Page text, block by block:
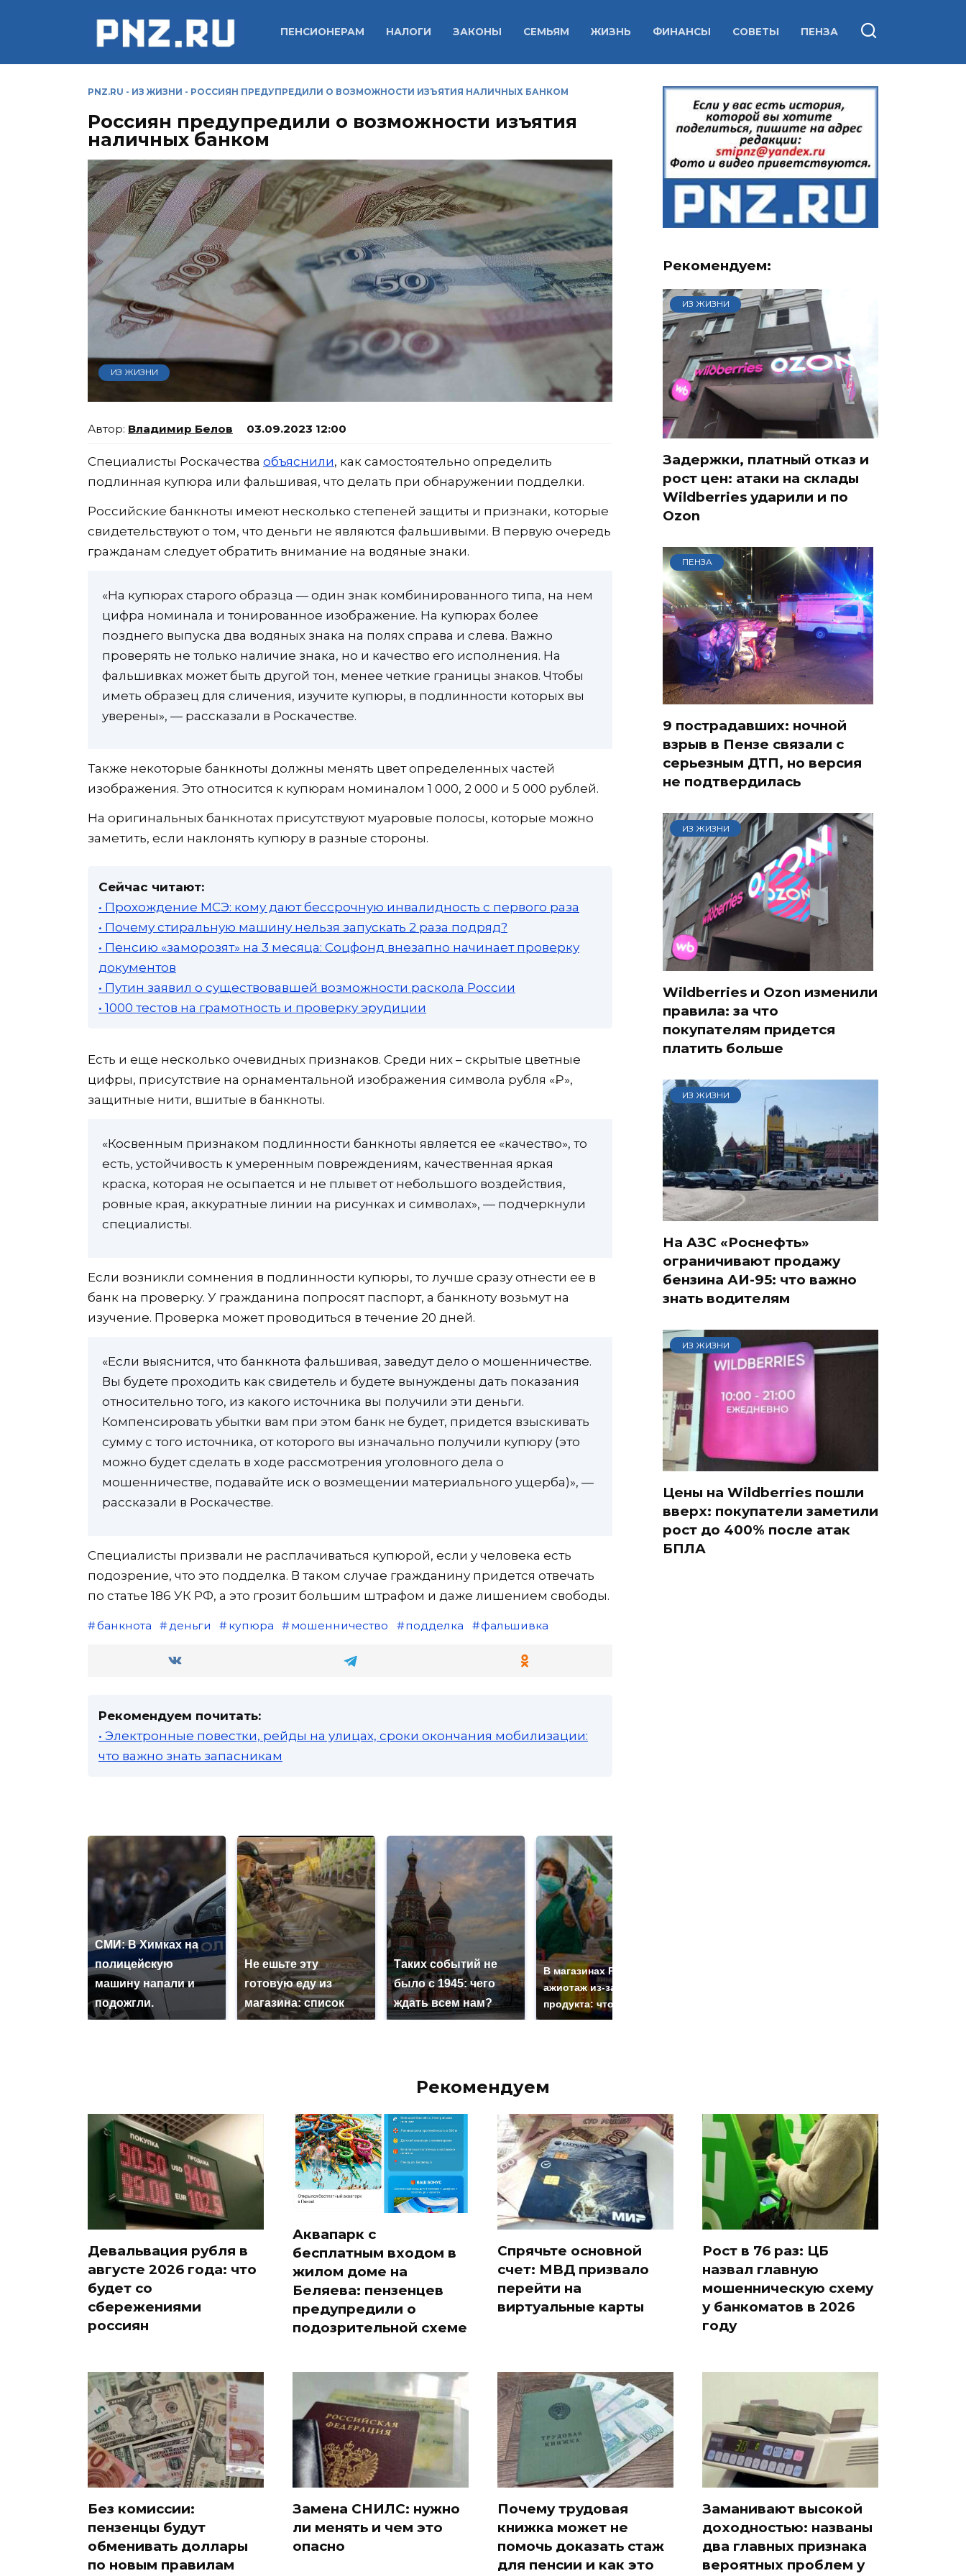
ПЕНСИОНЕРАМ НАЛОГИ ЗАКОНЫ СЕМЬЯМ ЖИЗНЬ ФИНАНСЫ СОВЕТЫ ПЕНЗА
PNZ.RU - ИЗ ЖИЗНИ - РОССИЯН ПРЕДУПРЕДИЛИ О ВОЗМОЖНОСТИ ИЗЪЯТИЯ НАЛИЧНЫХ БАНКОМ
Россиян предупредили о возможности изъятия
наличных банком
ИЗ ЖИЗНИ
Владимир Белов 03.09.2023 12:00
Специалисты Роскачества объяснили, как самостоятельно определить
подлинная купюра или фальшивая, что делать при обнаружении подделки.
Российские банкноты имеют несколько степеней защиты и признаки, которые
свидетельствуют о том, что деньги не являются фальшивыми. В первую очередь
гражданам следует обратить внимание на водяные знаки.
«На купюрах старого образца — один знак комбинированного типа, на нем
цифра номинала и тонированное изображение. На купюрах более
позднего выпуска два водяных знака на полях справа и слева. Важно
проверять не только наличие знака, но и качество его исполнения. На
фальшивках может быть другой тон, менее четкие границы знаков. Чтобы
иметь образец для сличения, изучите купюры, в подлинности которых вы
уверены», — рассказали в Роскачестве.
Также некоторые банкноты должны менять цвет определенных частей
изображения. Это относится к купюрам номиналом 1 000, 2 000 и 5 000 рублей.
На оригинальных банкнотах присутствуют муаровые полосы, которые можно
заметить, если наклонять купюру в разные стороны.
Сейчас читают:
• Прохождение МСЭ: кому дают бессрочную инвалидность с первого раза
• Почему стиральную машину нельзя запускать 2 раза подряд?
• Пенсию «заморозят» на 3 месяца: Соцфонд внезапно начинает проверку
документов
• Путин заявил о существовавшей возможности раскола России
• 1000 тестов на грамотность и проверку эрудиции
Есть и еще несколько очевидных признаков. Среди них – скрытые цветные
цифры, присутствие на орнаментальной изображения символа рубля «₽»,
защитные нити, вшитые в банкноты.
«Косвенным признаком подлинности банкноты является ее «качество», то
есть, устойчивость к умеренным повреждениям, качественная яркая
краска, которая не осыпается и не плывет от небольшого воздействия,
ровные края, аккуратные линии на рисунках и символах», — подчеркнули
специалисты.
Если возникли сомнения в подлинности купюры, то лучше сразу отнести ее в
банк на проверку. У гражданина попросят паспорт, а банкноту возьмут на
изучение. Проверка может проводиться в течение 20 дней.
«Если выяснится, что банкнота фальшивая, заведут дело о мошенничестве.
Вы будете проходить как свидетель и будете вынуждены дать показания
относительно того, из какого источника вы получили эти деньги.
Компенсировать убытки вам при этом банк не будет, придется взыскивать
сумму с того источника, от которого вы изначально получили купюру (это
можно будет сделать в ходе рассмотрения уголовного дела о
мошенничестве, подавайте иск о возмещении материального ущерба)», —
рассказали в Роскачестве.
Специалисты призвали не расплачиваться купюрой, если у человека есть
подозрение, что это подделка. В таком случае гражданину придется отвечать
по статье 186 УК РФ, а это грозит большим штрафом и даже лишением свободы.
банкнота деньги купюра мошенничество подделка фальшивка
Рекомендуем почитать:
• Электронные повестки, рейды на улицах, сроки окончания мобилизации:
что важно знать запасникам
СМИ: В Химках на
полицейскую
машину напали и
подожгли.
Не ешьте эту
готовую еду из
магазина: список
Таких событий не
было с 1945: чего
ждать всем нам?
В магазинах России
ажиотаж из-за этого
продукта: что купить?
Рекомендуем:
ИЗ ЖИЗНИ
Задержки, платный отказ и
рост цен: атаки на склады
Wildberries ударили и по
Ozon
ПЕНЗА
9 пострадавших: ночной
взрыв в Пензе связали с
серьезным ДТП, но версия
не подтвердилась
ИЗ ЖИЗНИ
Wildberries и Ozon изменили
правила: за что
покупателям придется
платить больше
ИЗ ЖИЗНИ
На АЗС «Роснефть»
ограничивают продажу
бензина АИ-95: что важно
знать водителям
ИЗ ЖИЗНИ
Цены на Wildberries пошли
вверх: покупатели заметили
рост до 400% после атак
БПЛА
Рекомендуем
Девальвация рубля в
августе 2026 года: что
будет со
сбережениями
россиян
Аквапарк с
бесплатным входом в
жилом доме на
Беляева: пензенцев
предупредили о
подозрительной схеме
Спрячьте основной
счет: МВД призвало
перейти на
виртуальные карты
Рост в 76 раз: ЦБ
назвал главную
мошенническую схему
у банкоматов в 2026
году
Без комиссии:
пензенцы будут
обменивать доллары
по новым правилам
Замена СНИЛС: нужно
ли менять и чем это
опасно
Почему трудовая
книжка может не
помочь доказать стаж
для пенсии и как это
Заманивают высокой
доходностью: названы
два главных признака
вероятных проблем у